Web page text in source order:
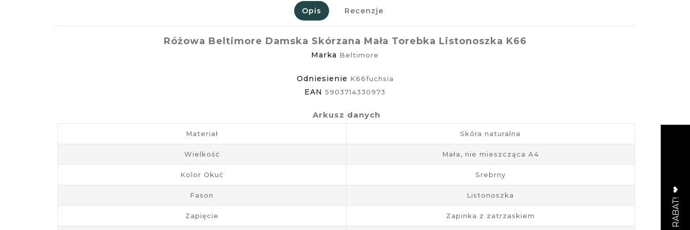
Opis Recenzje
Różowa Beltimore Damska Skórzana Mała Torebka Listonoszka K66
Marka Beltimore
Odniesienie K66fuchsia
EAN 5903714330973
Arkusz danych
Materiał Skóra naturalna
Wielkość Mała, nie mieszcząca A4
Kolor Okuć Srebrny
Fason Listonoszka
Zapięcie Zapinka z zatrzaskiem